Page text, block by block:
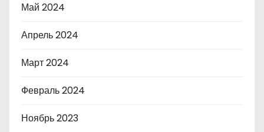
Май 2024
Апрель 2024
Март 2024
Февраль 2024
Ноябрь 2023